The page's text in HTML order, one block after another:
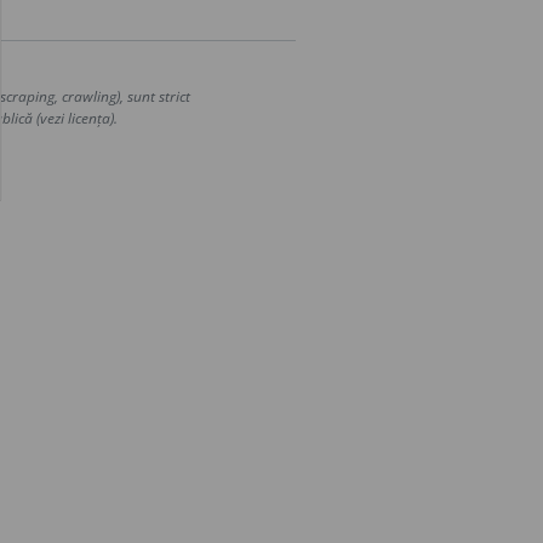
crawling), sunt strict
(vezi licența).